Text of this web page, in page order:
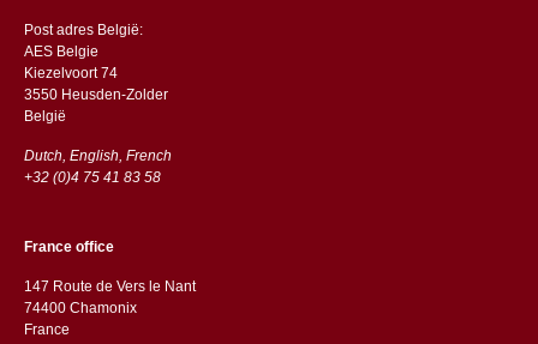
Post adres België:
AES Belgie
Kiezelvoort 74
3550 Heusden-Zolder
België
Dutch, English, French
+32 (0)4 75 41 83 58
France office
147 Route de Vers le Nant
74400 Chamonix
France